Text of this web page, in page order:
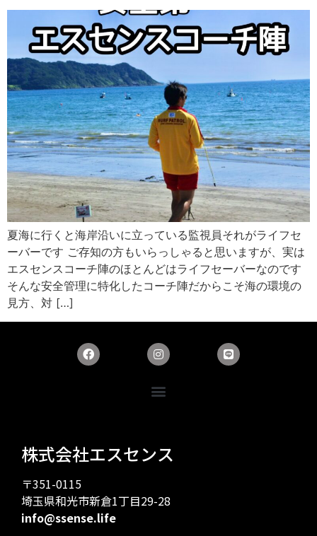
夏海に行くと海岸沿いに立っている監視員それがライフセ
ーバーです ご存知の方もいらっしゃると思いますが、実は
エスセンスコーチ陣のほとんどはライフセーバーなのです
そんな安全管理に特化したコーチ陣だからこそ海の環境の
見方、対 […]
株式会社エスセンス
〒351-0115
埼玉県和光市新倉1丁目29-28
info@ssense.life